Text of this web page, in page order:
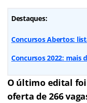
Destaques:
Concursos Abertos:
Concursos 2022: mais
O último edital foi
oferta de 266